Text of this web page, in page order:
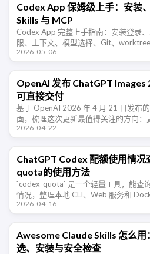
Codex App 保姆级上手：安装
Skills 与 MCP
Codex App 完整上手指南：安装登录
限、上下文、模型选择、Git、
插件、Skills、MCP 和电脑自动化。
2026-05-06
OpenAI 发布 ChatGPT Images
可直接交付
基于 OpenAI 2026 年 4 月 21 日发布
面，梳理这次更新最值得关注的方向：
言能力、更宽的风格覆盖，以及图像生
2026-04-22
ChatGPT Codex 配额使用情
quota的使用方法
`codex-quota` 是一个轻量工具，能查
情况，整理本地 CLI、Web 服务和
2026-04-16
Awesome Claude Skills 怎么用
选、安装与安全检查